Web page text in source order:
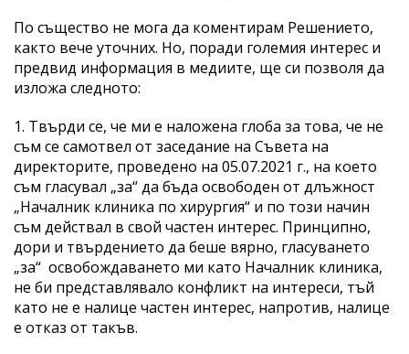
По същество не мога да коментирам Решението,
както вече уточних. Но, поради големия интерес и
предвид информация в медиите, ще си позволя да
изложа следното:
1. Твърди се, че ми е наложена глоба за това, че не
съм се самотвел от заседание на Съвета на
директорите, проведено на 05.07.2021 г., на което
съм гласувал „за“ да бъда освободен от длъжност
„Началник клиника по хирургия“ и по този начин
съм действал в свой частен интерес. Принципно,
дори и твърдението да беше вярно, гласуването
„за“ освобождаването ми като Началник клиника,
не би представлявало конфликт на интереси, тъй
като не е налице частен интерес, напротив, налице
е отказ от такъв.